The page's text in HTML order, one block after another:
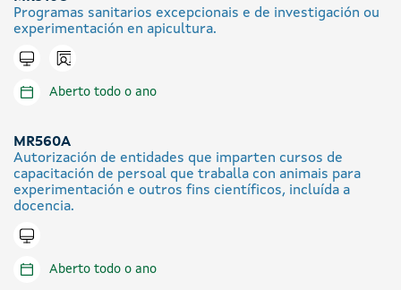
Programas sanitarios excepcionais e de investigación ou
experimentación en apicultura.
Tramitar en liña
Icono presencial
Aberto todo o ano
MR560A
Autorización de entidades que imparten cursos de
capacitación de persoal que traballa con animais para
experimentación e outros fins científicos, incluída a
docencia.
Tramitar en liña
Aberto todo o ano